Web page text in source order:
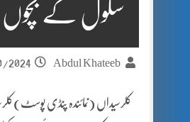
سکول کے بچوں پر شہد
Abdul Khateeb
2024